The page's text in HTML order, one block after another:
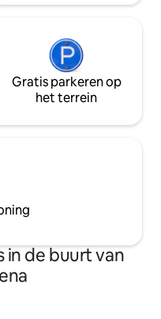
Gratis parkeren op
het terrein
in de buurt van